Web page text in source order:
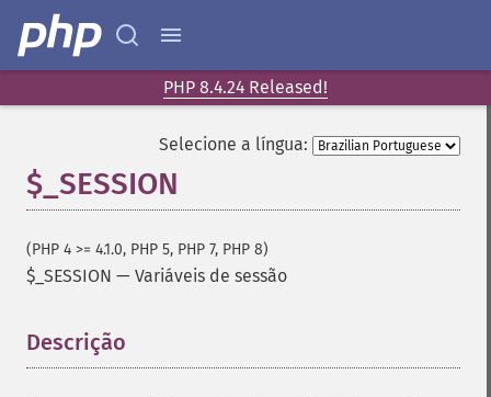
PHP 8.4.24 Released!
Selecione a língua:
$_SESSION
(PHP 4 >= 4.1.0, PHP 5, PHP 7, PHP 8)
$_SESSION — Variáveis de sessão
Descrição